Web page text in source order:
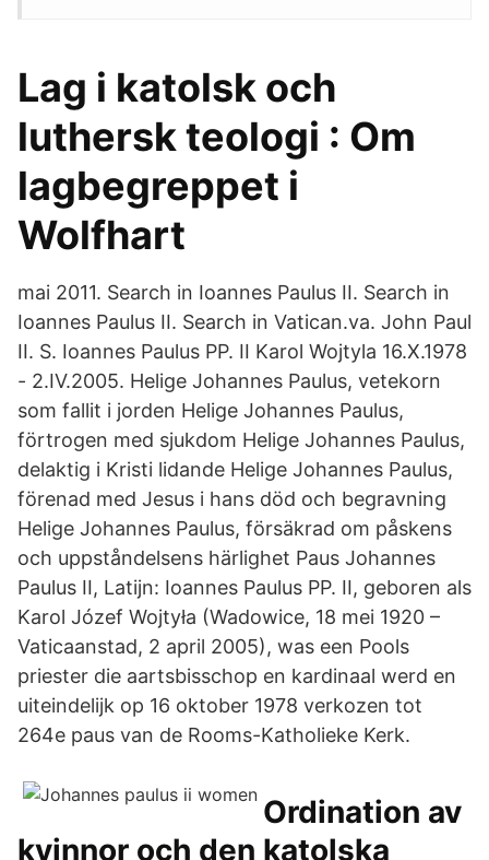
Lag i katolsk och
luthersk teologi : Om
lagbegreppet i
Wolfhart
mai 2011. Search in Ioannes Paulus II. Search in
Ioannes Paulus II. Search in Vatican.va. John Paul
II. S. Ioannes Paulus PP. II Karol Wojtyla 16.X.1978
- 2.IV.2005. Helige Johannes Paulus, vetekorn
som fallit i jorden Helige Johannes Paulus,
förtrogen med sjukdom Helige Johannes Paulus,
delaktig i Kristi lidande Helige Johannes Paulus,
förenad med Jesus i hans död och begravning
Helige Johannes Paulus, försäkrad om påskens
och uppståndelsens härlighet Paus Johannes
Paulus II, Latijn: Ioannes Paulus PP. II, geboren als
Karol Józef Wojtyła (Wadowice, 18 mei 1920 –
Vaticaanstad, 2 april 2005), was een Pools
priester die aartsbisschop en kardinaal werd en
uiteindelijk op 16 oktober 1978 verkozen tot
264e paus van de Rooms-Katholieke Kerk.
Ordination av
kvinnor och den katolska